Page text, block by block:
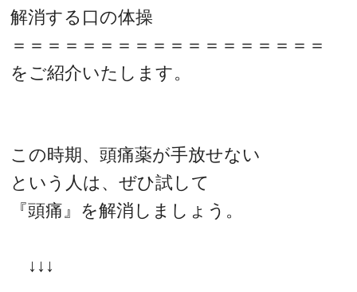
解消する口の体操
＝＝＝＝＝＝＝＝＝＝＝＝＝＝＝＝＝＝
をご紹介いたします。
この時期、頭痛薬が手放せない
という人は、ぜひ試して
『頭痛』を解消しましょう。
↓↓↓